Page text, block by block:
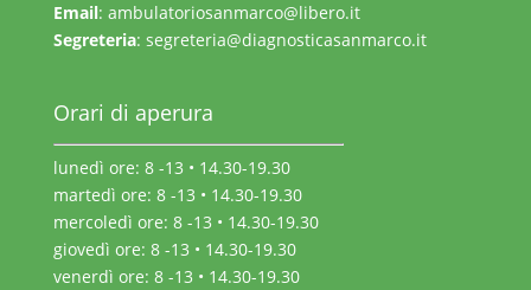
Email: ambulatoriosanmarco@libero.it
Segreteria: segreteria@diagnosticasanmarco.it
Orari di aperura
lunedì ore: 8 -13 • 14.30-19.30
martedì ore: 8 -13 • 14.30-19.30
mercoledì ore: 8 -13 • 14.30-19.30
giovedì ore: 8 -13 • 14.30-19.30
venerdì ore: 8 -13 • 14.30-19.30